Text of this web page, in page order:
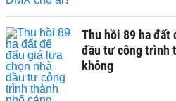
Thu hồi 89 ha đất
đầu tư công trình
không